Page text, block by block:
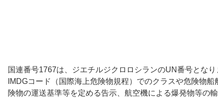
国連番号1767は、ジエチルジクロロシランのUN番号とな
IMDGコード（国際海上危険物規程）でのクラスや危険物
険物の運送基準等を定める告示、航空機による爆発物等の